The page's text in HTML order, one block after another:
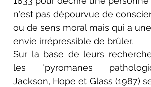
n'est pas dépourvue de
ou de sens moral mais qui a une
envie irrépressible de brûler.
Sur la base de leurs
les "pyromanes
Jackson, Hope et Glass (1987)